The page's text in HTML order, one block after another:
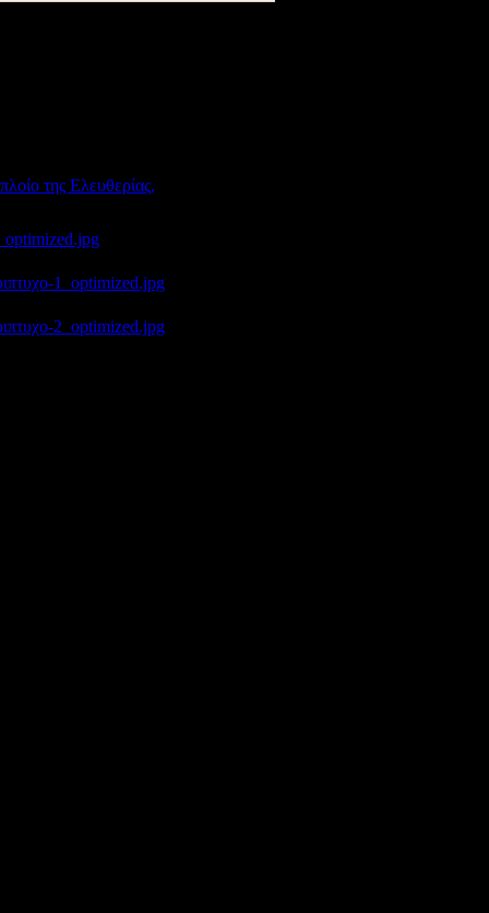
της Ελευθερίας,
1_optimized.jpg
2_optimized.jpg